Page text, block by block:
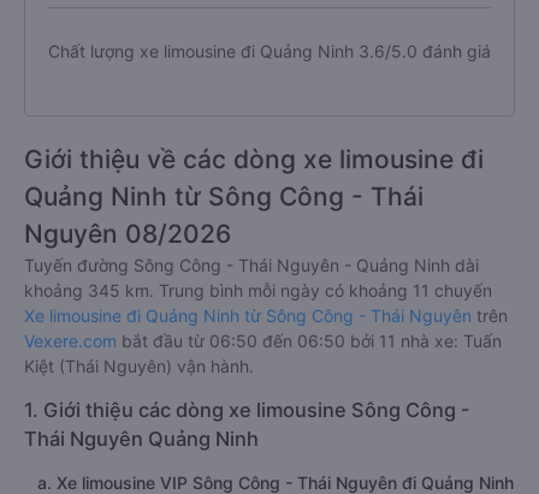
Chất lượng xe limousine đi Quảng Ninh 3.6/5.0 đánh giá
Giới thiệu về các dòng xe limousine đi
Quảng Ninh từ Sông Công - Thái
Nguyên 08/2026
Tuyến đường Sông Công - Thái Nguyên - Quảng Ninh dài
khoảng 345 km. Trung bình mỗi ngày có khoảng 11 chuyến
Xe limousine đi Quảng Ninh từ Sông Công - Thái Nguyên trên
Vexere.com bắt đầu từ 06:50 đến 06:50 bởi 11 nhà xe: Tuấn
Kiệt (Thái Nguyên) vận hành.
1. Giới thiệu các dòng xe limousine Sông Công -
Thái Nguyên Quảng Ninh
a. Xe limousine VIP Sông Công - Thái Nguyên đi Quảng Ninh